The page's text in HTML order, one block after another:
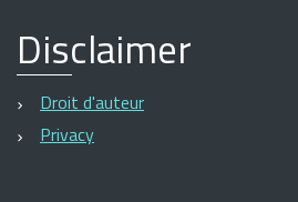
Disclaimer
Droit d'auteur
Privacy